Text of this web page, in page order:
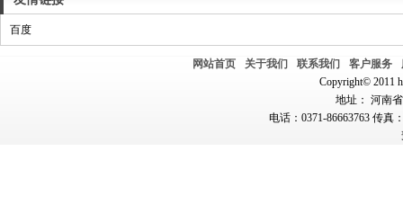
百度
网站首页 关于我们 联系我们 客户服务
Copyright© 2011
地址： 河南
电话：0371-86663763 传真